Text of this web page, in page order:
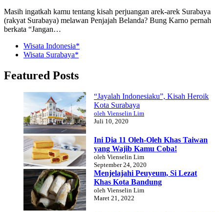
Masih ingatkah kamu tentang kisah perjuangan arek-arek Surabaya
(rakyat Surabaya) melawan Penjajah Belanda? Bung Karno pernah
berkata “Jangan…
Wisata Indonesia*
Wisata Surabaya*
Featured Posts
“Jayalah Indonesiaku”, Kisah Heroik
Kota Surabaya
oleh Vienselin Lim
Juli 10, 2020
Ini Dia 11 Oleh-Oleh Khas Taiwan
yang Wajib Kamu Coba!
oleh Vienselin Lim
September 24, 2020
Menjelajahi Peuyeum, Si Lezat
Khas Kota Bandung
oleh Vienselin Lim
Maret 21, 2022